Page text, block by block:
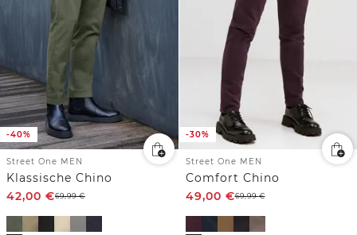
-40%
Street One MEN
Klassische Chino
42,00 €69,99€
-30%
Street One MEN
Comfort Chino
49,00 €69,99€